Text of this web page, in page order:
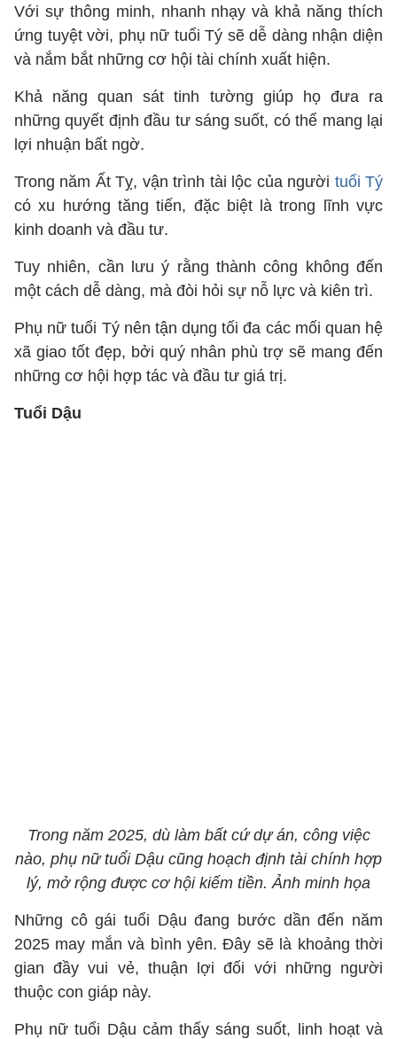
Với sự thông minh, nhanh nhạy và khả năng thích
ứng tuyệt vời, phụ nữ tuổi Tý sẽ dễ dàng nhận diện
và nắm bắt những cơ hội tài chính xuất hiện.
Khả năng quan sát tinh tường giúp họ đưa ra
những quyết định đầu tư sáng suốt, có thể mang lại
lợi nhuận bất ngờ.
Trong năm Ất Tỵ, vận trình tài lộc của người tuổi Tý
có xu hướng tăng tiến, đặc biệt là trong lĩnh vực
kinh doanh và đầu tư.
Tuy nhiên, cần lưu ý rằng thành công không đến
một cách dễ dàng, mà đòi hỏi sự nỗ lực và kiên trì.
Phụ nữ tuổi Tý nên tận dụng tối đa các mối quan hệ
xã giao tốt đẹp, bởi quý nhân phù trợ sẽ mang đến
những cơ hội hợp tác và đầu tư giá trị.
Tuổi Dậu
Trong năm 2025, dù làm bất cứ dự án, công việc
nào, phụ nữ tuổi Dậu cũng hoạch định tài chính hợp
lý, mở rộng được cơ hội kiếm tiền. Ảnh minh họa
Những cô gái tuổi Dậu đang bước dần đến năm
2025 may mắn và bình yên. Đây sẽ là khoảng thời
gian đầy vui vẻ, thuận lợi đối với những người
thuộc con giáp này.
Phụ nữ tuổi Dậu cảm thấy sáng suốt, linh hoạt và